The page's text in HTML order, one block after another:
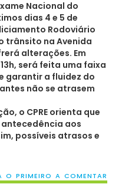
Nacional do
dias 4 e 5 de
Rodoviário
trânsito na Avenida
alterações. Em
será feita uma faixa
garantir a fluidez do
não se atrasem
o CPRE orienta que
aos
possíveis atrasos e
O PRIMEIRO A COMENTAR